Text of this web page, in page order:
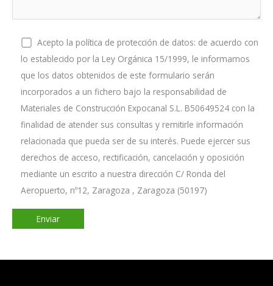
Acepto la política de protección de datos: de acuerdo con
lo establecido por la Ley Orgánica 15/1999, le informamos
que los datos obtenidos de este formulario serán
incorporados a un fichero bajo la responsabilidad de
Materiales de Construcción Expocanal S.L. B50649524 con la
finalidad de atender sus consultas y remitirle información
relacionada que pueda ser de su interés. Puede ejercer sus
derechos de acceso, rectificación, cancelación y oposición
mediante un escrito a nuestra dirección C/ Ronda del
Aeropuerto, nº12, Zaragoza , Zaragoza (50197)